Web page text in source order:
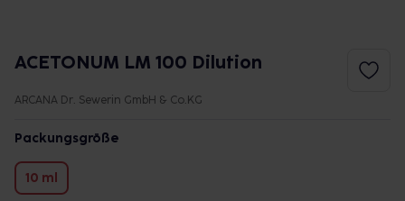
ACETONUM LM 100 Dilution
ARCANA Dr. Sewerin GmbH & Co.KG
Packungsgröße
10 ml